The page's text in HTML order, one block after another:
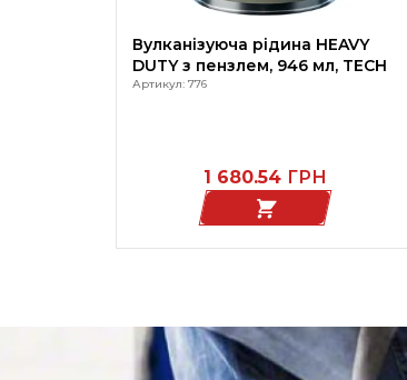
Вулканізуюча рідина HEAVY
DUTY з пензлем, 946 мл, TECH
Артикул: 776
1 680.54 ГРН